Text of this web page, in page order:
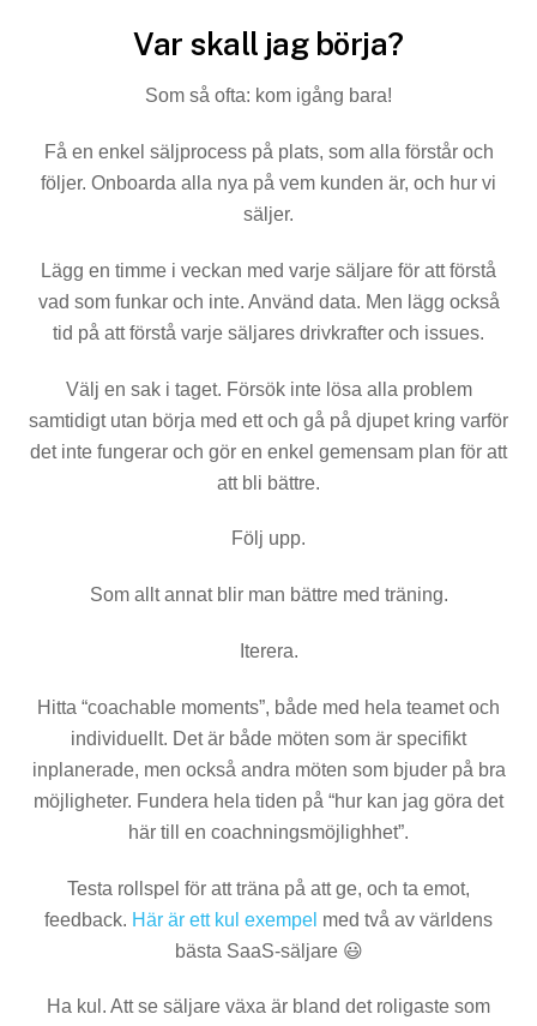
Var skall jag börja?
Som så ofta: kom igång bara!
Få en enkel säljprocess på plats, som alla förstår och
följer. Onboarda alla nya på vem kunden är, och hur vi
säljer.
Lägg en timme i veckan med varje säljare för att förstå
vad som funkar och inte. Använd data. Men lägg också
tid på att förstå varje säljares drivkrafter och issues.
Välj en sak i taget. Försök inte lösa alla problem
samtidigt utan börja med ett och gå på djupet kring varför
det inte fungerar och gör en enkel gemensam plan för att
att bli bättre.
Följ upp.
Som allt annat blir man bättre med träning.
Iterera.
Hitta “coachable moments”, både med hela teamet och
individuellt. Det är både möten som är specifikt
inplanerade, men också andra möten som bjuder på bra
möjligheter. Fundera hela tiden på “hur kan jag göra det
här till en coachningsmöjlighhet”.
Testa rollspel för att träna på att ge, och ta emot,
feedback. Här är ett kul exempel med två av världens
bästa SaaS-säljare 😃
Ha kul. Att se säljare växa är bland det roligaste som